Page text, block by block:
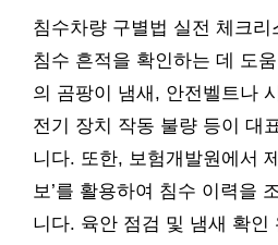
침수차량 구별법 실전 체크
침수 흔적을 확인하는 데 도
의 곰팡이 냄새, 안전벨트나
전기 장치 작동 불량 등이 대
니다. 또한, 보험개발원에서
보’를 활용하여 침수 이력을
니다. 육안 점검 및 냄새 확인